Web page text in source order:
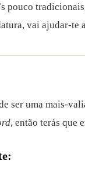
pouco
vai ajudar-te
ser uma mais-
, então terás que